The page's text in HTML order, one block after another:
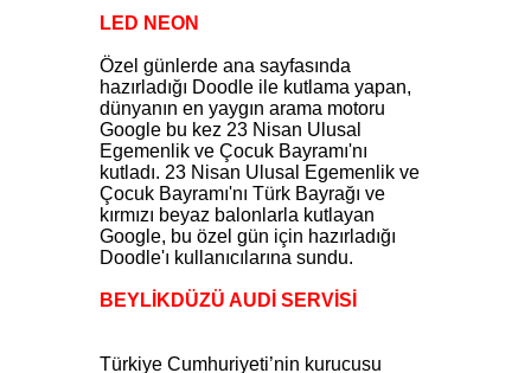
LED NEON
Özel günlerde ana sayfasında
hazırladığı Doodle ile kutlama yapan,
dünyanın en yaygın arama motoru
Google bu kez 23 Nisan Ulusal
Egemenlik ve Çocuk Bayramı'nı
kutladı. 23 Nisan Ulusal Egemenlik ve
Çocuk Bayramı'nı Türk Bayrağı ve
kırmızı beyaz balonlarla kutlayan
Google, bu özel gün için hazırladığı
Doodle'ı kullanıcılarına sundu.
BEYLİKDÜZÜ AUDİ SERVİSİ
Türkiye Cumhuriyeti’nin kurucusu